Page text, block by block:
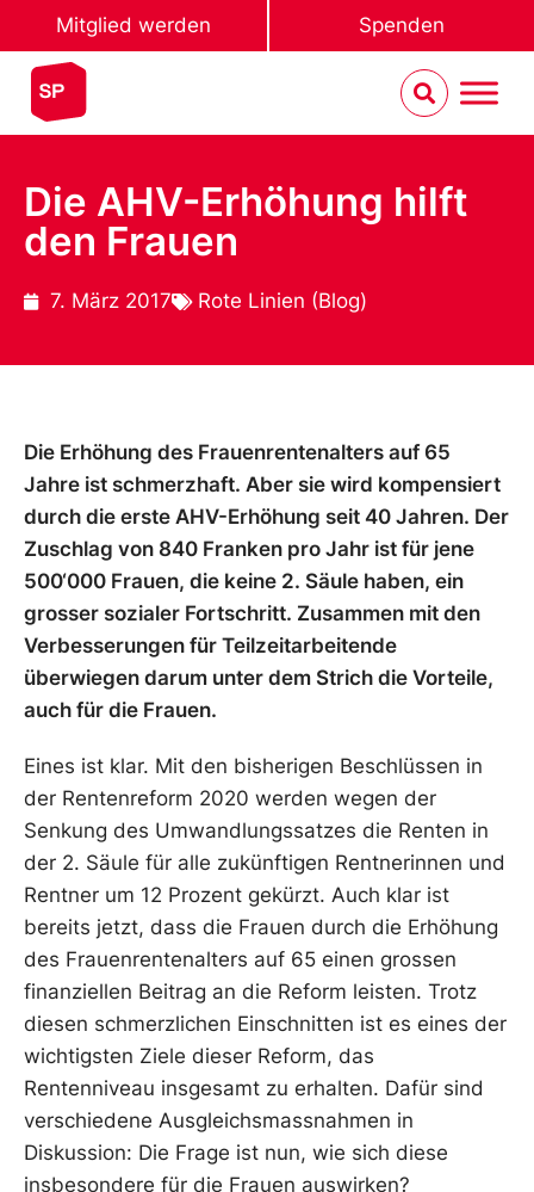
Mitglied werden Spenden
Die AHV-Erhöhung hilft
den Frauen
7. März 2017 Rote Linien (Blog)
Die Erhöhung des Frauenrentenalters auf 65
Jahre ist schmerzhaft. Aber sie wird kompensiert
durch die erste AHV-Erhöhung seit 40 Jahren. Der
Zuschlag von 840 Franken pro Jahr ist für jene
500‘000 Frauen, die keine 2. Säule haben, ein
grosser sozialer Fortschritt. Zusammen mit den
Verbesserungen für Teilzeitarbeitende
überwiegen darum unter dem Strich die Vorteile,
auch für die Frauen.
Eines ist klar. Mit den bisherigen Beschlüssen in
der Rentenreform 2020 werden wegen der
Senkung des Umwandlungssatzes die Renten in
der 2. Säule für alle zukünftigen Rentnerinnen und
Rentner um 12 Prozent gekürzt. Auch klar ist
bereits jetzt, dass die Frauen durch die Erhöhung
des Frauenrentenalters auf 65 einen grossen
finanziellen Beitrag an die Reform leisten. Trotz
diesen schmerzlichen Einschnitten ist es eines der
wichtigsten Ziele dieser Reform, das
Rentenniveau insgesamt zu erhalten. Dafür sind
verschiedene Ausgleichsmassnahmen in
Diskussion: Die Frage ist nun, wie sich diese
insbesondere für die Frauen auswirken?